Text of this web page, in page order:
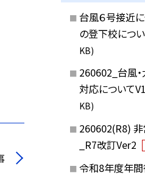
台風６号接近
の登下校につ
KB)
260602_台風
対応について
KB)
260602(R8)
_R7改訂Ver2
令和8年度年